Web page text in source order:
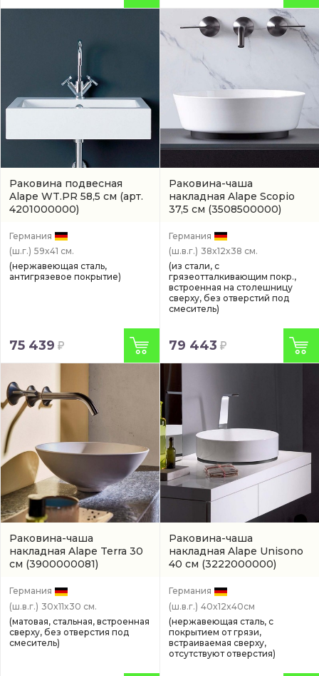
Раковина подвесная
Alape WT.PR 58,5 см (арт.
4201000000)
Германия
(ш.г.) 59x41 см.
(нержавеющая сталь,
антигрязевое покрытие)
75 439
Раковина-чаша
накладная Alape Scopio
37,5 см (3508500000)
Германия
(ш.в.г.) 38x12x38 см.
(из стали, с
грязеотталкивающим покр.,
встроенная на столешницу
сверху, без отверстий под
смеситель)
79 443
Раковина-чаша
накладная Alape Terra 30
см (3900000081)
Германия
(ш.в.г.) 30x11x30 см.
(матовая, стальная, встроенная
сверху, без отверстия под
смеситель)
Раковина-чаша
накладная Alape Unisono
40 см (3222000000)
Германия
(ш.в.г.) 40x12x40см
(нержавеющая сталь, с
покрытием от грязи,
встраиваемая сверху,
отсутствуют отверстия)